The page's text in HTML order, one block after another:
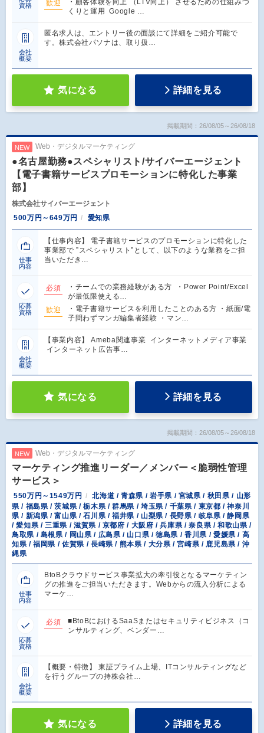
資格
歓迎
くりと運用 Google …
会社
概要
匿名求人は、エントリー後の面談にて詳細をご紹介可能で
す。株式会社パソナは、取り扱…
気になる 詳細を見る
掲載期間：26/08/05～26/08/18
NEW Web・デジタルマーケティング
●名古屋勤務●スペシャリスト/サイバーエージェント
【電子書籍サービスプロモーションに特化した事業
部】
株式会社サイバーエージェント
500万円～649万円
愛知県
仕事
内容
【仕事内容】 電子書籍サービスのプロモーションに特化した
事業部で ”スペシャリスト”として、以下のような業務をご担
当いただき…
応募
資格
必須
・チームでの業務経験がある方 ・Power Point/Excel
が最低限使える…
歓迎
・電子書籍サービスを利用したことのある方 ・紙面/電
子問わずマンガ編集者経験 ・マン…
会社
概要
【事業内容】 Ameba関連事業 インターネットメディア事業
インターネット広告事…
気になる 詳細を見る
掲載期間：26/08/05～26/08/18
NEW Web・デジタルマーケティング
マーケティング推進リーダー／メンバー＜脆弱性管理
サービス＞
550万円～1549万円
北海道 / 青森県 / 岩手県 / 宮城県 / 秋田県 / 山形
県 / 福島県 / 茨城県 / 栃木県 / 群馬県 / 埼玉県 / 千葉県 / 東京都 / 神奈川
県 / 新潟県 / 富山県 / 石川県 / 福井県 / 山梨県 / 長野県 / 岐阜県 / 静岡県
/ 愛知県 / 三重県 / 滋賀県 / 京都府 / 大阪府 / 兵庫県 / 奈良県 / 和歌山県 /
鳥取県 / 島根県 / 岡山県 / 広島県 / 山口県 / 徳島県 / 香川県 / 愛媛県 / 高
知県 / 福岡県 / 佐賀県 / 長崎県 / 熊本県 / 大分県 / 宮崎県 / 鹿児島県 / 沖
縄県
仕事
内容
BtoBクラウドサービス事業拡大の牽引役となるマーケティン
グの推進をご担当いただきます。Webからの流入分析による
マーケ…
応募
資格
必須
■BtoBにおけるSaaSまたはセキュリティビジネス（コ
ンサルティング、ベンダー…
会社
概要
【概要・特徴】 東証プライム上場、ITコンサルティングなど
を行うグループの持株会社…
気になる 詳細を見る